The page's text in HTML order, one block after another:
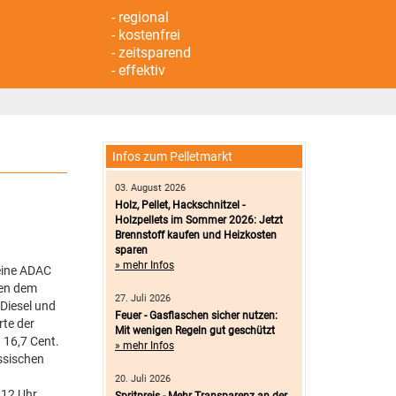
- regional
- kostenfrei
- zeitsparend
- effektiv
ADAC
dem
und
der
Cent.
Infos zum Pelletmarkt
03. August 2026
Holz, Pellet, Hackschnitzel -
Holzpellets im Sommer 2026: Jetzt
Brennstoff kaufen und Heizkosten
sparen
» mehr Infos
27. Juli 2026
Feuer - Gasflaschen sicher nutzen:
Mit wenigen Regeln gut geschützt
» mehr Infos
20. Juli 2026